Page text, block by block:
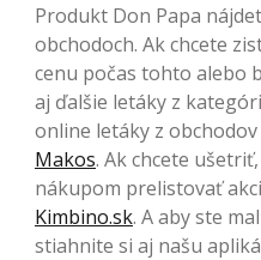
Produkt Don Papa
obchodoch. Ak chcete
cenu počas tohto alebo
aj ďalšie letáky z
online letáky z obchodov
Makos. Ak chcete
nákupom prelistovať
Kimbino.sk. A aby ste
stiahnite si aj našu